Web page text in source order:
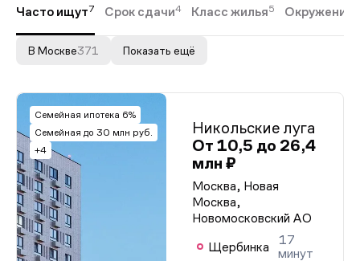
Часто ищут7 Срок сдачи4 Класс жилья5 Окружение
В Москве371 Показать ещё
Семейная ипотека 6%
Семейная до 30 млн руб.
+4
Никольские луга
От 10,5 до 26,4
млн ₽
Москва, Новая
Москва,
Новомосковский АО
Щербинка
17
минут